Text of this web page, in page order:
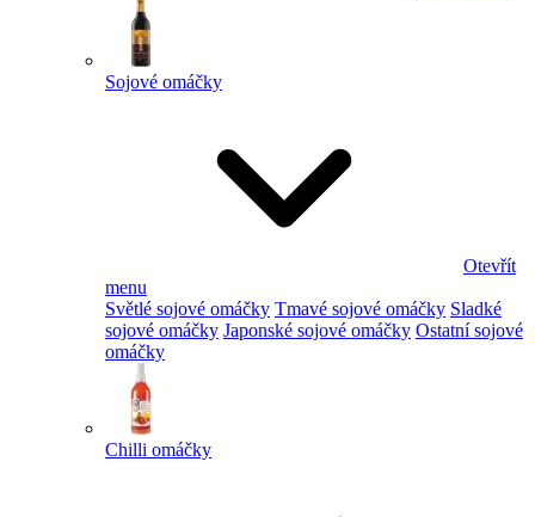
Sojové omáčky
Otevřít
menu
Světlé sojové omáčky Tmavé sojové omáčky Sladké
sojové omáčky Japonské sojové omáčky Ostatní sojové
omáčky
Chilli omáčky